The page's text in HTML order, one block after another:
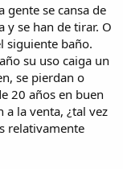
gente se cansa de
y se han de tirar. O
siguiente baño.
su uso caiga un
se pierdan o
20 años en buen
a la venta, ¿tal vez
relativamente